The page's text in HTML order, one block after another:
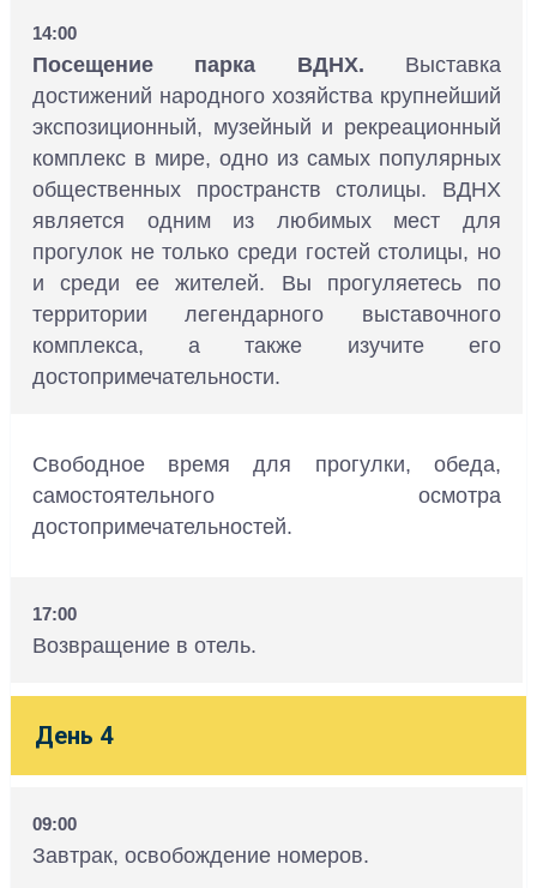
14:00
Посещение парка ВДНХ. Выставка
достижений народного хозяйства крупнейший
экспозиционный, музейный и рекреационный
комплекс в мире, одно из самых популярных
общественных пространств столицы. ВДНХ
является одним из любимых мест для
прогулок не только среди гостей столицы, но
и среди ее жителей. Вы прогуляетесь по
территории легендарного выставочного
комплекса, а также изучите его
достопримечательности.
Свободное время для прогулки, обеда,
самостоятельного осмотра
достопримечательностей.
17:00
Возвращение в отель.
День 4
09:00
Завтрак, освобождение номеров.